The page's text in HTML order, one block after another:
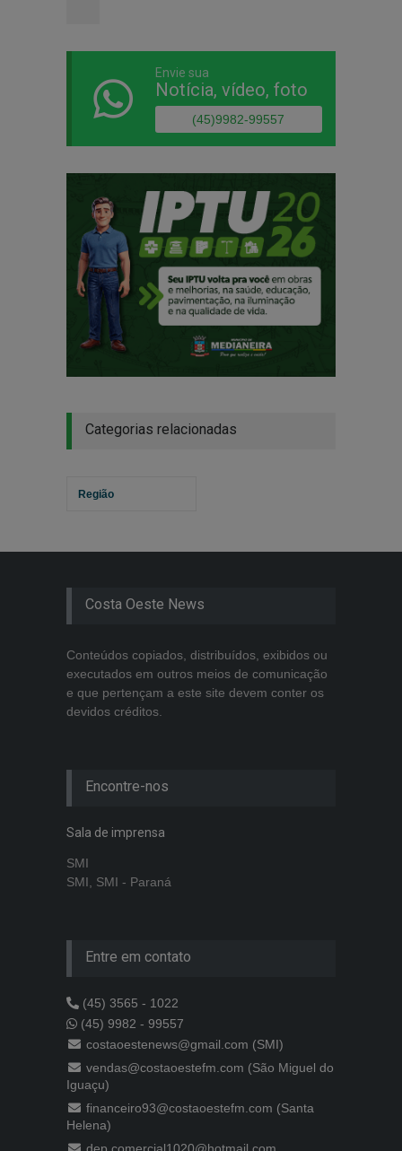
Envie sua
Notícia, vídeo, foto
(45)9982-99557
Categorias relacionadas
Região
Costa Oeste News
Conteúdos copiados, distribuídos, exibidos ou
executados em outros meios de comunicação
e que pertençam a este site devem conter os
devidos créditos.
Encontre-nos
Sala de imprensa
SMI
SMI, SMI - Paraná
Entre em contato
(45) 3565 - 1022
(45) 9982 - 99557
costaoestenews@gmail.com (SMI)
vendas@costaoestefm.com (São Miguel do
Iguaçu)
financeiro93@costaoestefm.com (Santa
Helena)